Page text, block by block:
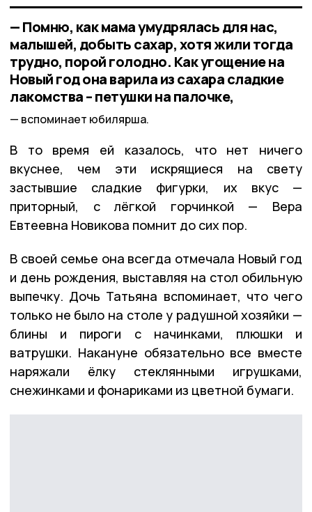
— Помню, как мама умудрялась для нас,
малышей, добыть сахар, хотя жили тогда
трудно, порой голодно. Как угощение на
Новый год она варила из сахара сладкие
лакомства – петушки на палочке,
вспоминает юбилярша.
В то время ей казалось, что нет ничего
вкуснее, чем эти искрящиеся на свету
застывшие сладкие фигурки, их вкус —
приторный, с лёгкой горчинкой — Вера
Евтеевна Новикова помнит до сих пор.
В своей семье она всегда отмечала Новый год
и день рождения, выставляя на стол обильную
выпечку. Дочь Татьяна вспоминает, что чего
только не было на столе у радушной хозяйки —
блины и пироги с начинками, плюшки и
ватрушки. Накануне обязательно все вместе
наряжали ёлку стеклянными игрушками,
снежинками и фонариками из цветной бумаги.